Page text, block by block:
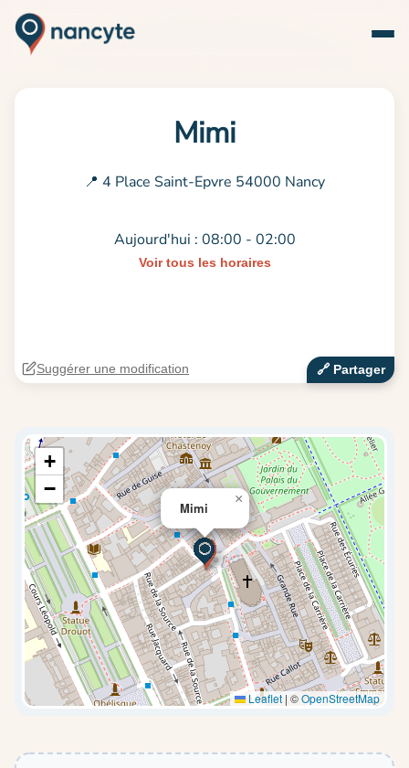
Mimi
📍 4 Place Saint-Epvre 54000 Nancy
Aujourd'hui : 08:00 - 02:00
Voir tous les horaires
🔗‍️ Partager
Suggérer une modification
Mimi
×
+
−
Leaflet | ©OpenStreetMap